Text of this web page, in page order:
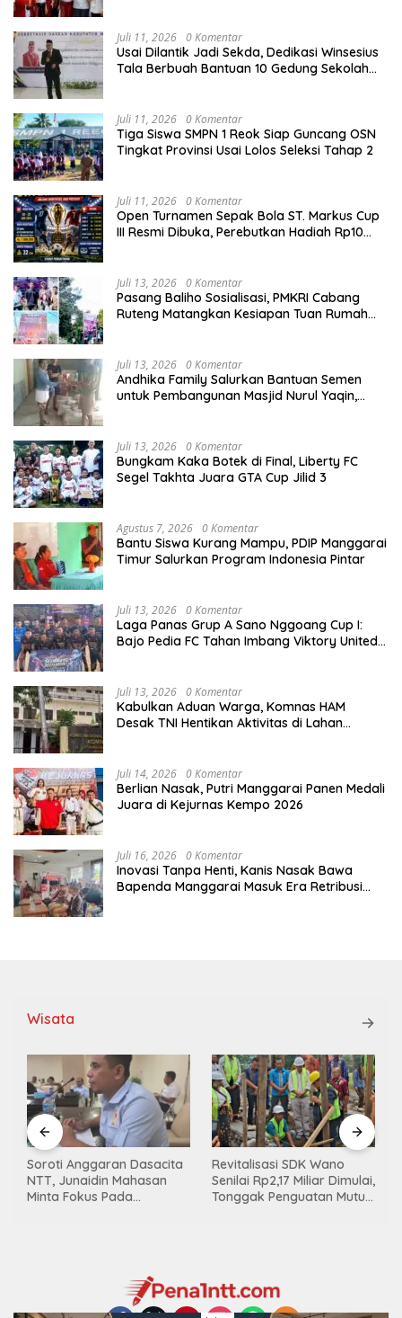
Juli 11, 2026 0 Komentar
Usai Dilantik Jadi Sekda, Dedikasi Winsesius
Tala Berbuah Bantuan 10 Gedung Sekolah
Juli 11, 2026 0 Komentar
Tiga Siswa SMPN 1 Reok Siap Guncang OSN
Tingkat Provinsi Usai Lolos Seleksi Tahap 2
Juli 11, 2026 0 Komentar
Open Turnamen Sepak Bola ST. Markus Cup
III Resmi Dibuka, Perebutkan Hadiah Rp10
Juli 13, 2026 0 Komentar
Pasang Baliho Sosialisasi, PMKRI Cabang
Ruteng Matangkan Kesiapan Tuan Rumah
Juli 13, 2026 0 Komentar
Andhika Family Salurkan Bantuan Semen
untuk Pembangunan Masjid Nurul Yaqin,
Juli 13, 2026 0 Komentar
Bungkam Kaka Botek di Final, Liberty FC
Segel Takhta Juara GTA Cup Jilid 3
Agustus 7, 2026 0 Komentar
Bantu Siswa Kurang Mampu, PDIP Manggarai
Timur Salurkan Program Indonesia Pintar
Juli 13, 2026 0 Komentar
Laga Panas Grup A Sano Nggoang Cup I:
Bajo Pedia FC Tahan Imbang Viktory United
Juli 13, 2026 0 Komentar
Kabulkan Aduan Warga, Komnas HAM
Desak TNI Hentikan Aktivitas di Lahan
Juli 14, 2026 0 Komentar
Berlian Nasak, Putri Manggarai Panen Medali
Juara di Kejurnas Kempo 2026
Juli 16, 2026 0 Komentar
Inovasi Tanpa Henti, Kanis Nasak Bawa
Bapenda Manggarai Masuk Era Retribusi
Wisata
Soroti Anggaran Dasacita
NTT, Junaidin Mahasan
Minta Fokus Pada
Revitalisasi SDK Wano
Senilai Rp2,17 Miliar Dimulai,
Tonggak Penguatan Mutu